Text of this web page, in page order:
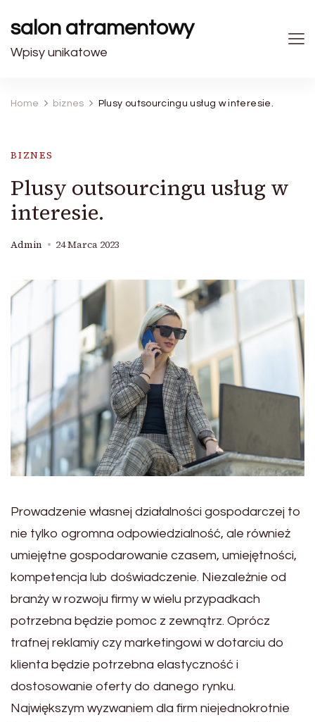
salon atramentowy
Wpisy unikatowe
Home biznes Plusy outsourcingu usług w interesie.
BIZNES
Plusy outsourcingu usług w
interesie.
Admin 24 Marca 2023
Prowadzenie własnej działalności gospodarczej to
nie tylko ogromna odpowiedzialność, ale również
umiejętne gospodarowanie czasem, umiejętności,
kompetencja lub doświadczenie. Niezależnie od
branży w rozwoju firmy w wielu przypadkach
potrzebna będzie pomoc z zewnątrz. Oprócz
trafnej reklamiy czy marketingowi w dotarciu do
klienta będzie potrzebna elastyczność i
dostosowanie oferty do danego rynku.
Największym wyzwaniem dla firm niejednokrotnie